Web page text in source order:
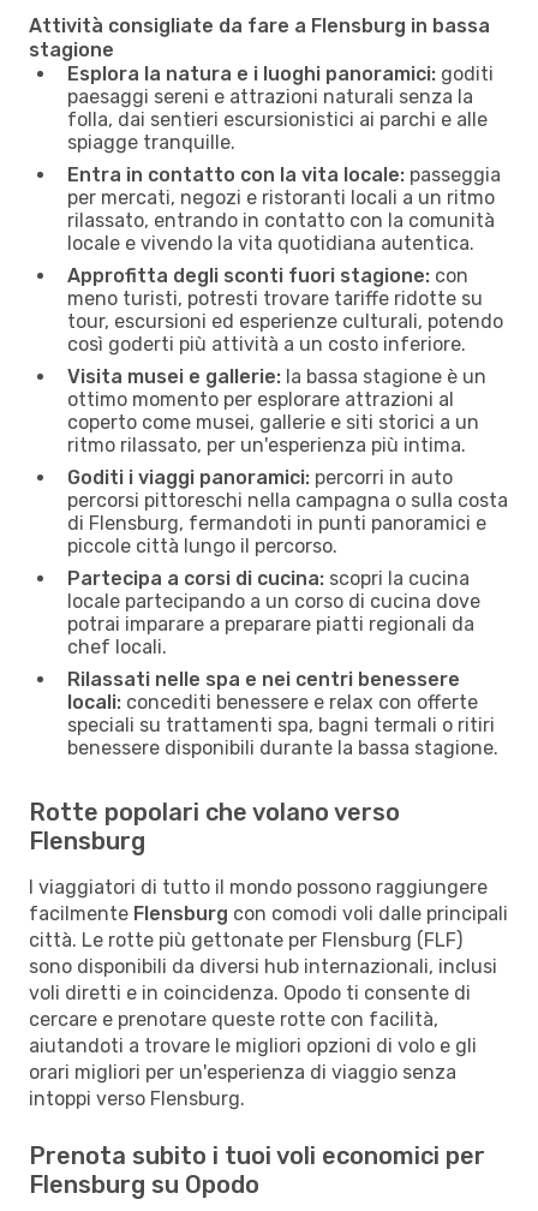
Attività consigliate da fare a Flensburg in bassa
stagione
Esplora la natura e i luoghi panoramici: goditi
paesaggi sereni e attrazioni naturali senza la
folla, dai sentieri escursionistici ai parchi e alle
spiagge tranquille.
Entra in contatto con la vita locale: passeggia
per mercati, negozi e ristoranti locali a un ritmo
rilassato, entrando in contatto con la comunità
locale e vivendo la vita quotidiana autentica.
Approfitta degli sconti fuori stagione: con
meno turisti, potresti trovare tariffe ridotte su
tour, escursioni ed esperienze culturali, potendo
così goderti più attività a un costo inferiore.
Visita musei e gallerie: la bassa stagione è un
ottimo momento per esplorare attrazioni al
coperto come musei, gallerie e siti storici a un
ritmo rilassato, per un'esperienza più intima.
Goditi i viaggi panoramici: percorri in auto
percorsi pittoreschi nella campagna o sulla costa
di Flensburg, fermandoti in ​​punti panoramici e
piccole città lungo il percorso.
Partecipa a corsi di cucina: scopri la cucina
locale partecipando a un corso di cucina dove
potrai imparare a preparare piatti regionali da
chef locali.
Rilassati nelle spa e nei centri benessere
locali: concediti benessere e relax con offerte
speciali su trattamenti spa, bagni termali o ritiri
benessere disponibili durante la bassa stagione.
Rotte popolari che volano verso
Flensburg
I viaggiatori di tutto il mondo possono raggiungere
facilmente Flensburg con comodi voli dalle principali
città. Le rotte più gettonate per Flensburg (FLF)
sono disponibili da diversi hub internazionali, inclusi
voli diretti e in coincidenza. Opodo ti consente di
cercare e prenotare queste rotte con facilità,
aiutandoti a trovare le migliori opzioni di volo e gli
orari migliori per un'esperienza di viaggio senza
intoppi verso Flensburg.
Prenota subito i tuoi voli economici per
Flensburg su Opodo